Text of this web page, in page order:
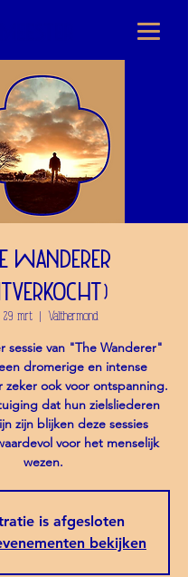
Wanderer
29 mrt
  |
Valthermond
sessie van "The Wanderer"
dromerige en intense
zeker ook voor ontspanning.
dat hun zielsliederen
zijn blijken deze sessies
voor het menselijk
wezen.
is afgesloten
bekijken